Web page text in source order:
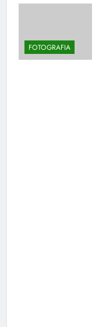
FOTOGRAFIA